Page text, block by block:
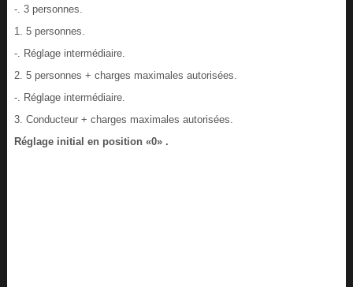
-. 3 personnes.
1. 5 personnes.
-. Réglage intermédiaire.
2. 5 personnes + charges maximales autorisées.
-. Réglage intermédiaire.
3. Conducteur + charges maximales autorisées.
Réglage initial en position «0» .